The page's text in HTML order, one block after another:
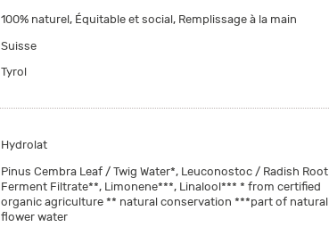
100% naturel, Équitable et social, Remplissage à la main
Suisse
Tyrol
Hydrolat
Pinus Cembra Leaf / Twig Water*, Leuconostoc / Radish Root
Ferment Filtrate**, Limonene***, Linalool*** * from certified
organic agriculture ** natural conservation ***part of natural
flower water